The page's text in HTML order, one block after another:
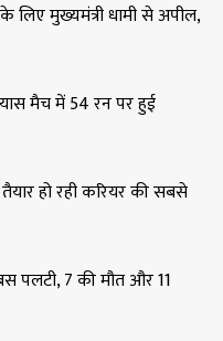
मुख्यमंत्री धामी से अपील,
मैच में 54 रन पर हुई
हो रही करियर की सबसे
पलटी, 7 की मौत और 11